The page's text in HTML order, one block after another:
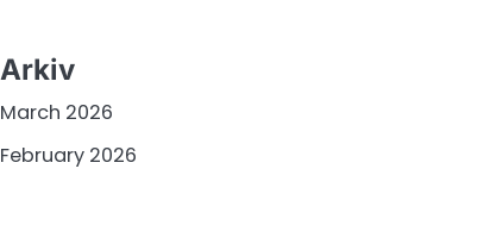
Arkiv
March 2026
February 2026